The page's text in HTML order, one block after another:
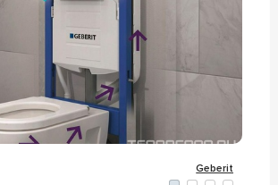
Geberit